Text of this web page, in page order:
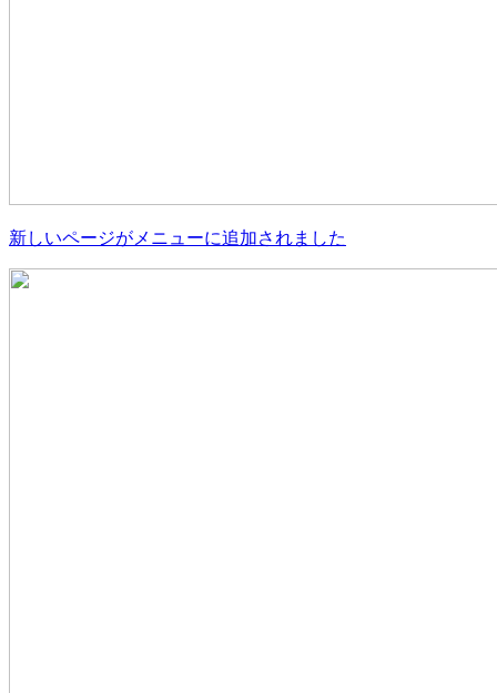
新しいページがメニューに追加されました